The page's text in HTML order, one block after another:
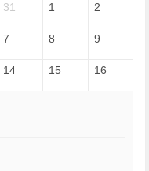
31 1 2
7 8 9
14 15 16